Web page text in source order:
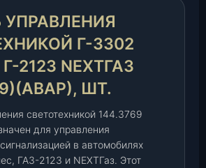
Г-3302
2123 NEXTГАЗ
ШТ.
светотехникой 144.3769
для управления
в автомобилях
ГАЗ-2123 и NEXTГаз. Этот